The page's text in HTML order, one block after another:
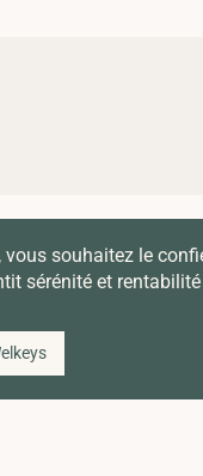
vous souhaitez le
sérénité et